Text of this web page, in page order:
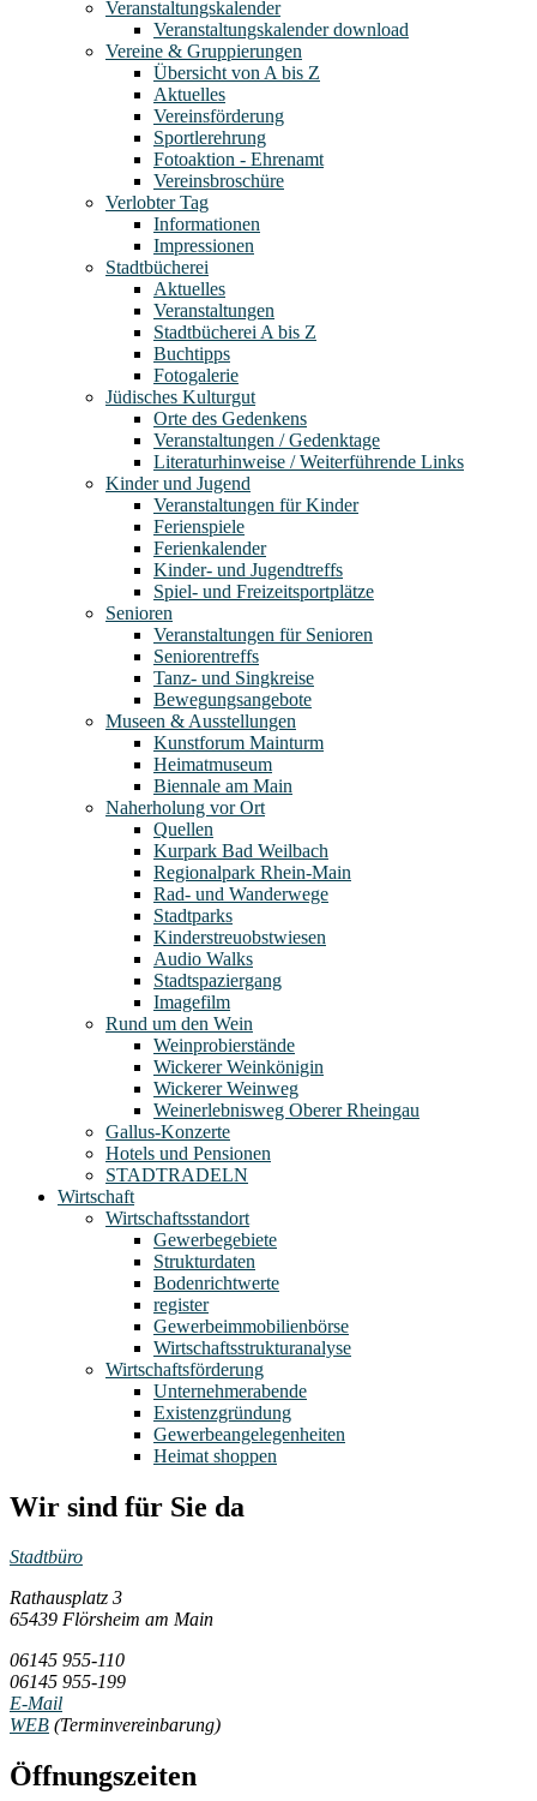
Veranstaltungskalender
Veranstaltungskalender download
Vereine & Gruppierungen
Übersicht von A bis Z
Aktuelles
Vereinsförderung
Sportlerehrung
Fotoaktion - Ehrenamt
Vereinsbroschüre
Verlobter Tag
Informationen
Impressionen
Stadtbücherei
Aktuelles
Veranstaltungen
Stadtbücherei A bis Z
Buchtipps
Fotogalerie
Jüdisches Kulturgut
Orte des Gedenkens
Veranstaltungen / Gedenktage
Literaturhinweise / Weiterführende Links
Kinder und Jugend
Veranstaltungen für Kinder
Ferienspiele
Ferienkalender
Kinder- und Jugendtreffs
Spiel- und Freizeitsportplätze
Senioren
Veranstaltungen für Senioren
Seniorentreffs
Tanz- und Singkreise
Bewegungsangebote
Museen & Ausstellungen
Kunstforum Mainturm
Heimatmuseum
Biennale am Main
Naherholung vor Ort
Quellen
Kurpark Bad Weilbach
Regionalpark Rhein-Main
Rad- und Wanderwege
Stadtparks
Kinderstreuobstwiesen
Audio Walks
Stadtspaziergang
Imagefilm
Rund um den Wein
Weinprobierstände
Wickerer Weinkönigin
Wickerer Weinweg
Weinerlebnisweg Oberer Rheingau
Gallus-Konzerte
Hotels und Pensionen
STADTRADELN
Wirtschaft
Wirtschaftsstandort
Gewerbegebiete
Strukturdaten
Bodenrichtwerte
register
Gewerbeimmobilienbörse
Wirtschaftsstrukturanalyse
Wirtschaftsförderung
Unternehmerabende
Existenzgründung
Gewerbeangelegenheiten
Heimat shoppen
Wir sind für Sie da
Stadtbüro
Rathausplatz 3
65439 Flörsheim am Main
06145 955-110
06145 955-199
E-Mail
WEB (Terminvereinbarung)
Öffnungszeiten